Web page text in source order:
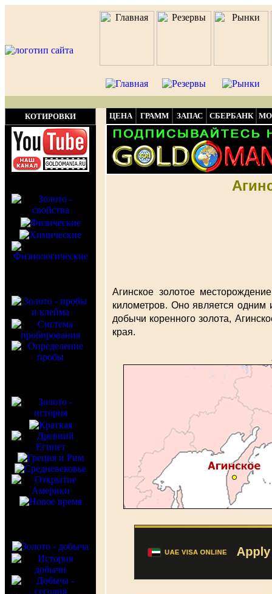
КОТИРОВКИ ЦЕНА ГРАММ ЗАПАС СБЕРБАНК
Агинское золотое
километров. Оно является одним
добычи коренного золота,
края.